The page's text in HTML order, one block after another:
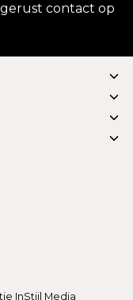
contact op
InStijl Media